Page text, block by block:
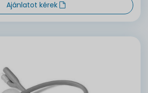
Ajánlatot kérek